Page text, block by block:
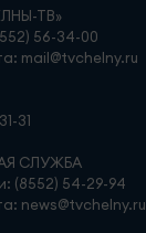
ТВ»
56-34-00
mail@tvchelny.ru
31
СЛУЖБА
(8552) 54-29-94
news@tvchelny.ru